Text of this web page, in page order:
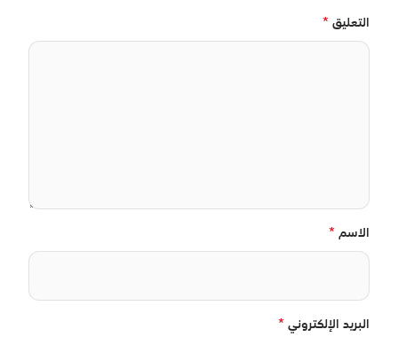
التعليق*
الاسم*
البريد الإلكتروني*